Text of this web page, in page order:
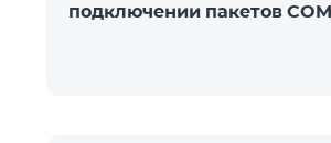
подключении пакетов